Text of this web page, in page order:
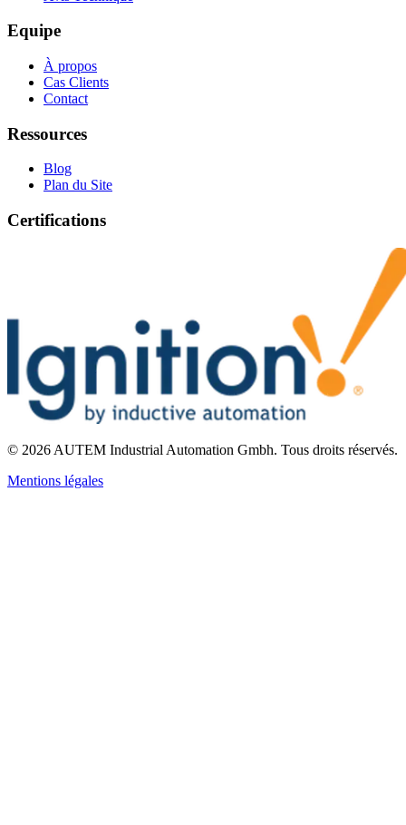
Equipe
À propos
Cas Clients
Contact
Ressources
Blog
Plan du Site
Certifications
© 2026 AUTEM Industrial Automation Gmbh. Tous droits réservés.
Mentions légales